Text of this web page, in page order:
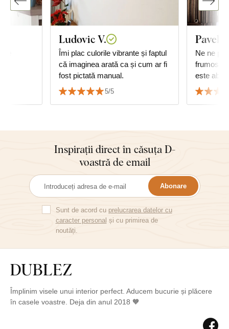
Ludovic V.
Îmi plac culorile vibrante și faptul
că imaginea arată ca și cum ar fi
fost pictată manual.
5/5
Pavel
Ne ne
frumos
este
de
Inspirații direct în căsuța D-
voastră de email
Abonare
Sunt de acord cu prelucrarea datelor cu
caracter personal și cu primirea de
noutăți.
Împlinim visele unui interior perfect. Aducem bucurie și plăcere
în casele voastre. Deja din anul 2018 🧡